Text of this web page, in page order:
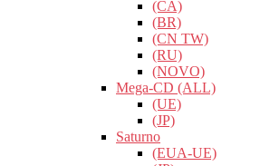
(CA)
(BR)
(CN TW)
(RU)
(NOVO)
Mega-CD (ALL)
(UE)
(JP)
Saturno
(EUA-UE)